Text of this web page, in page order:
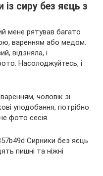
сиру без яєць з
мене рятував багато
варенням або медом.
відзняла, і
Насолоджуйтесь, і
чоловік зі
уподобання, потрібно
фото сесія.